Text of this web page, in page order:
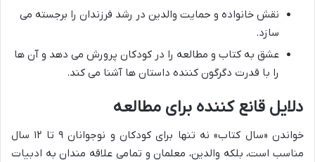
نقش خانواده و حمایت والدین در رشد فرزندان را برجسته می
سازد.
عشق به کتاب و مطالعه را در کودکان پرورش می دهد و آن ها
را با قدرت دگرگون کننده داستان ها آشنا می کند.
دلایل قانع کننده برای مطالعه
خواندن «سال کتاب» نه تنها برای کودکان و نوجوانان ۹ تا ۱۲ سال
مناسب است، بلکه والدین، معلمان و تمامی علاقه مندان به ادبیات